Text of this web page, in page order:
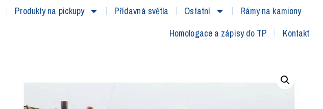
Produkty na pickupy Přídavná světla Ostatní
Rámy na kamiony
Homologace a zápisy do TP
Kontakt